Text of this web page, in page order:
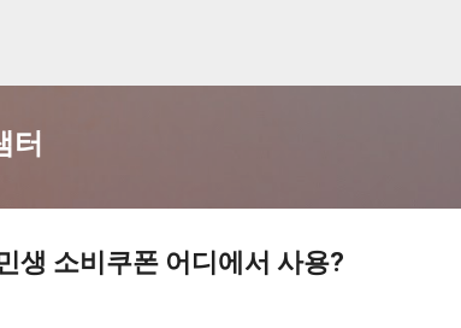
터
생 소비쿠폰 어디에서 사용?